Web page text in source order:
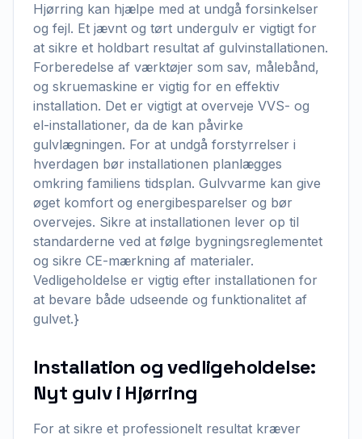
Hjørring kan hjælpe med at undgå forsinkelser
og fejl. Et jævnt og tørt undergulv er vigtigt for
at sikre et holdbart resultat af gulvinstallationen.
Forberedelse af værktøjer som sav, målebånd,
og skruemaskine er vigtig for en effektiv
installation. Det er vigtigt at overveje VVS- og
el-installationer, da de kan påvirke
gulvlægningen. For at undgå forstyrrelser i
hverdagen bør installationen planlægges
omkring familiens tidsplan. Gulvvarme kan give
øget komfort og energibesparelser og bør
overvejes. Sikre at installationen lever op til
standarderne ved at følge bygningsreglementet
og sikre CE-mærkning af materialer.
Vedligeholdelse er vigtig efter installationen for
at bevare både udseende og funktionalitet af
gulvet.}
Installation og vedligeholdelse:
Nyt gulv i Hjørring
For at sikre et professionelt resultat kræver